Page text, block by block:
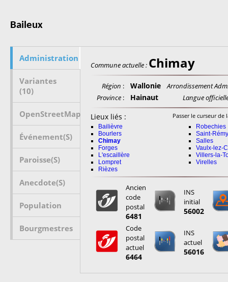
Baileux
Administration
Variantes
(10)
OpenStreetMap
Événement(s)
Paroisse(s)
Anecdote(s)
Population
Bourgmestres
Commune actuelle : Chimay
Région : Wallonie
Arrondissement
Province : Hainaut Langue
Lieux liés : Passer le curseur
Bailièvre
Bourlers
Chimay
Forges
L'escaillère
Lompret
Rièzes
Robechies
Saint-Rémy
Salles
Vaulx-lez-
Villers-la-
Virelles
Ancien
code
postal
6481
INS
initial
56002
Code
postal
actuel
6464
INS
actuel
56016